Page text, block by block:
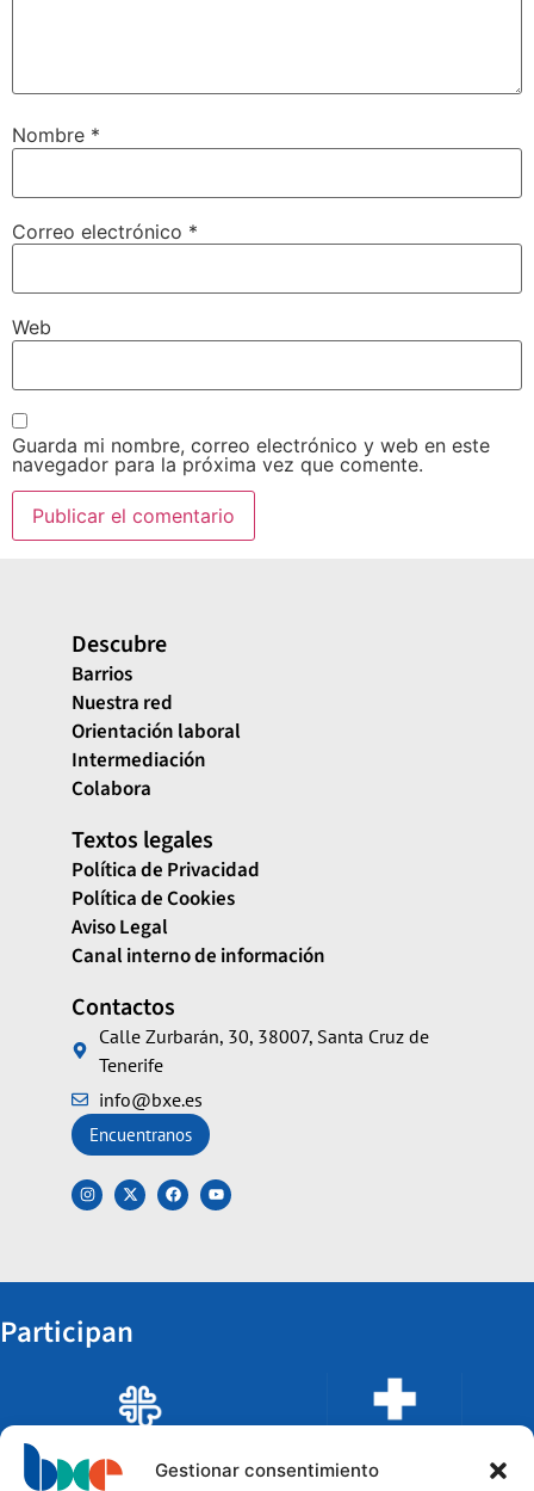
Gestionar consentimiento
Nombre *
Correo electrónico *
Web
Guarda mi nombre, correo electrónico y web en este
navegador para la próxima vez que comente.
Descubre
Barrios
Nuestra red
Orientación laboral
Intermediación
Colabora
Textos legales
Política de Privacidad
Política de Cookies
Aviso Legal
Canal interno de información
Contactos
Calle Zurbarán, 30, 38007, Santa Cruz de
Tenerife
info@bxe.es
Encuentranos
Participan